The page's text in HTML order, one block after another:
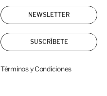
NEWSLETTER
SUSCRÍBETE
Términos y Condiciones